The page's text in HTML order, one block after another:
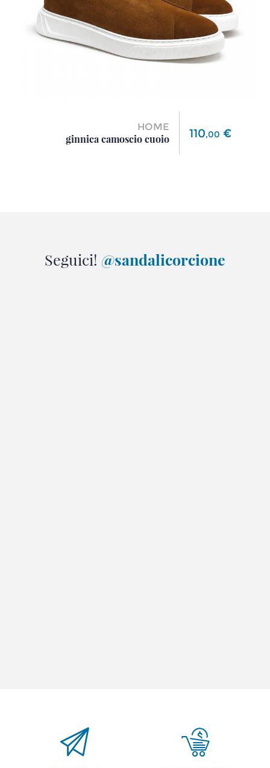
HOME
ginnica camoscio cuoio
Prezzo
110,00 €
Seguici! @sandalicorcione
 